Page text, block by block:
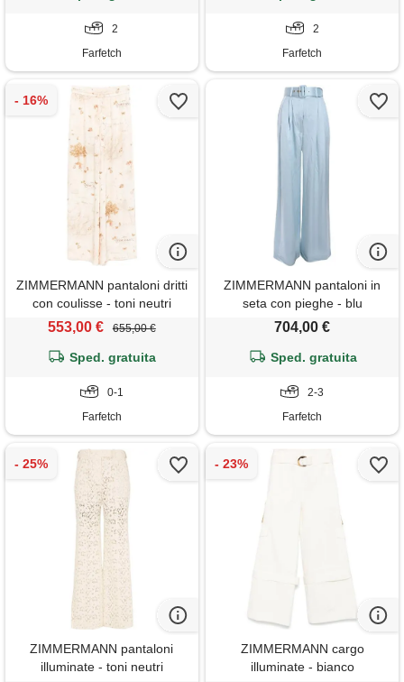
2
Farfetch
2
Farfetch
ZIMMERMANN pantaloni dritti
con coulisse - toni neutri
553,00 € 655,00 €
Sped. gratuita
0-1
Farfetch
ZIMMERMANN pantaloni in
seta con pieghe - blu
704,00 €
Sped. gratuita
2-3
Farfetch
ZIMMERMANN pantaloni
illuminate - toni neutri
ZIMMERMANN cargo
illuminate - bianco